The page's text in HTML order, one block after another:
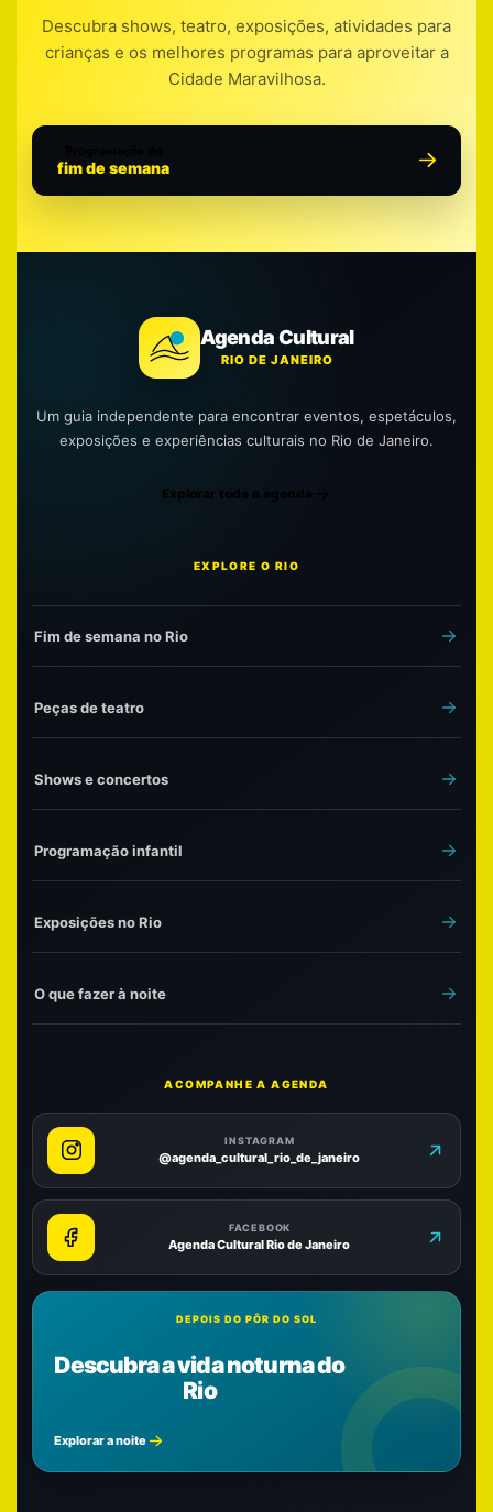
Descubra shows, teatro, exposições, atividades para
crianças e os melhores programas para aproveitar a
Cidade Maravilhosa.
fim de semana
Agenda Cultural
RIO DE JANEIRO
Um guia independente para encontrar eventos, espetáculos,
exposições e experiências culturais no Rio de Janeiro.
Explorar toda a agenda
EXPLORE O RIO
Fim de semana no Rio
Peças de teatro
Shows e concertos
Programação infantil
Exposições no Rio
O que fazer à noite
ACOMPANHE A AGENDA
INSTAGRAM
@agenda_cultural_rio_de_janeiro
FACEBOOK
Agenda Cultural Rio de Janeiro
DEPOIS DO PÔR DO SOL
Descubra a vida noturna do
Rio
Explorar a noite